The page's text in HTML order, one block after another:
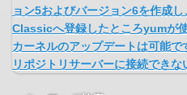
ョン5およびバージョン6を作成
Classicへ登録したところyumが使
カーネルのアップデートは可能で
リポジトリサーバーに接続できな